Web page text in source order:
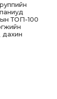
ТОП-100
дахин